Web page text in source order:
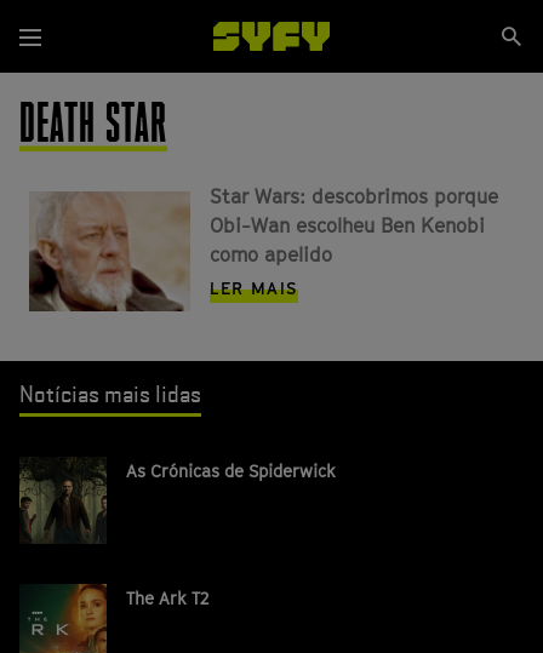
para
o
conteúdo
principal
Menu
DEATH STAR
Star Wars: descobrimos porque
Obi-Wan escolheu Ben Kenobi
como apelido
LER MAIS
Notícias mais lidas
As Crónicas de Spiderwick
The Ark T2